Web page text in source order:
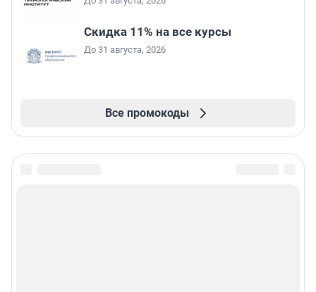
Скидка 11% на все курсы
До 31 августа, 2026
Все промокоды